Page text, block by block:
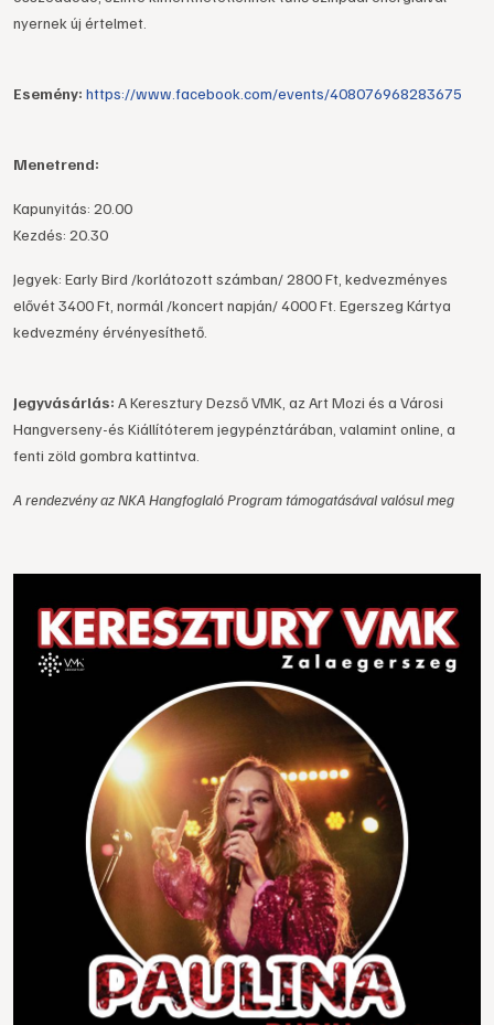
nyernek új értelmet.
Esemény: https://www.facebook.com/events/408076968283675
Menetrend:
Kapunyitás: 20.00
Kezdés: 20.30
Jegyek: Early Bird /korlátozott számban/ 2800 Ft, kedvezményes
elővét 3400 Ft, normál /koncert napján/ 4000 Ft. Egerszeg Kártya
kedvezmény érvényesíthető.
Jegyvásárlás: A Keresztury Dezső VMK, az Art Mozi és a Városi
Hangverseny-és Kiállítóterem jegypénztárában, valamint online, a
fenti zöld gombra kattintva.
A rendezvény az NKA Hangfoglaló Program támogatásával valósul meg